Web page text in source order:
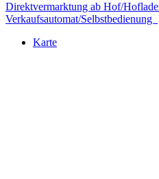
Direktvermarktung ab Hof/
Verkaufsautomat/Selbstbedienung
Karte